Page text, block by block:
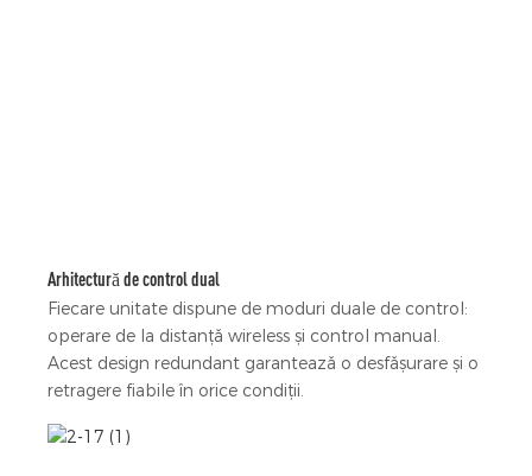
Arhitectură de control dual
Fiecare unitate dispune de moduri duale de control:
operare de la distanță wireless și control manual.
Acest design redundant garantează o desfășurare și o
retragere fiabile în orice condiții.